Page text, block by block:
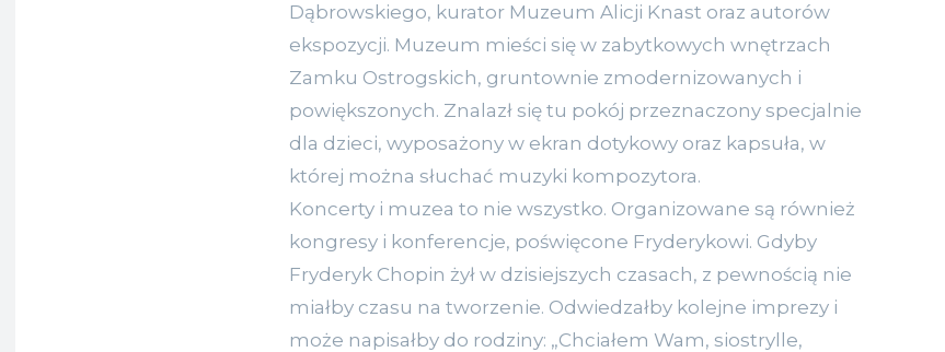
Dąbrowskiego, kurator Muzeum Alicji Knast oraz autorów
ekspozycji. Muzeum mieści się w zabytkowych wnętrzach
Zamku Ostrogskich, gruntownie zmodernizowanych i
powiększonych. Znalazł się tu pokój przeznaczony specjalnie
dla dzieci, wyposażony w ekran dotykowy oraz kapsuła, w
której można słuchać muzyki kompozytora.
Koncerty i muzea to nie wszystko. Organizowane są również
kongresy i konferencje, poświęcone Fryderykowi. Gdyby
Fryderyk Chopin żył w dzisiejszych czasach, z pewnością nie
miałby czasu na tworzenie. Odwiedzałby kolejne imprezy i
może napisałby do rodziny: „Chciałem Wam, siostrylle,